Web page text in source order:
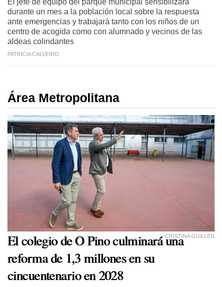
durante un mes a la población local sobre la respuesta
ante emergencias y trabajará tanto con los niños de un
centro de acogida como con alumnado y vecinos de las
aldeas colindantes
PATRICIA CALVEIRO
Área Metropolitana
CRISTINA GUILLEN
El colegio de O Pino culminará una
reforma de 1,3 millones en su
cincuentenario en 2028